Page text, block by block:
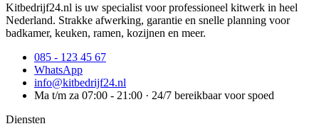
Kitbedrijf24.nl is uw specialist voor professioneel kitwerk in heel
Nederland. Strakke afwerking, garantie en snelle planning voor
badkamer, keuken, ramen, kozijnen en meer.
085 - 123 45 67
WhatsApp
info@kitbedrijf24.nl
Ma t/m za 07:00 - 21:00 · 24/7 bereikbaar voor spoed
Diensten